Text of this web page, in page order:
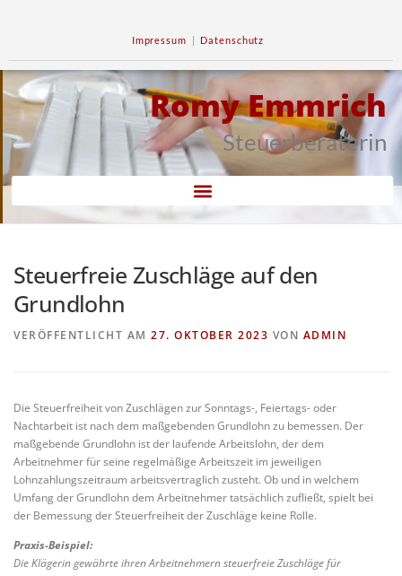
Impressum | Datenschutz
Romy Emmrich
Steuerberaterin
Steuerfreie Zuschläge auf den
Grundlohn
VERÖFFENTLICHT AM 27. OKTOBER 2023 VON ADMIN
Die Steuerfreiheit von Zuschlägen zur Sonntags-, Feiertags- oder
Nachtarbeit ist nach dem maßgebenden Grundlohn zu bemessen. Der
maßgebende Grundlohn ist der laufende Arbeitslohn, der dem
Arbeitnehmer für seine regelmäßige Arbeitszeit im jeweiligen
Lohnzahlungszeitraum arbeitsvertraglich zusteht. Ob und in welchem
Umfang der Grundlohn dem Arbeitnehmer tatsächlich zufließt, spielt bei
der Bemessung der Steuerfreiheit der Zuschläge keine Rolle.
Praxis-Beispiel:
Die Klägerin gewährte ihren Arbeitnehmern steuerfreie Zuschläge für